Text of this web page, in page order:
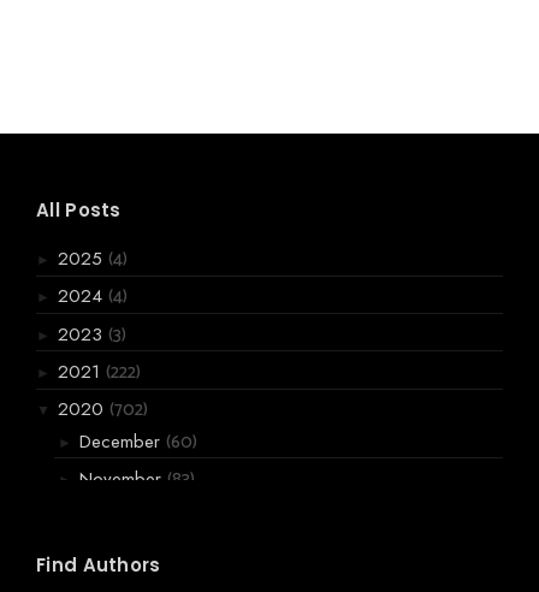
All Posts
► 2025 (4)
► 2024 (4)
► 2023 (3)
► 2021 (222)
▼ 2020 (702)
► December (60)
► November (83)
► September
Find Authors